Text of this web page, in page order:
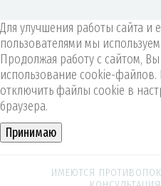
ИМЕЮТСЯ
Для улучшения работы сайта и
пользователями мы
Продолжая работу с сайтом,
использование cookie-
отключить файлы cookie в
браузера.
Принимаю